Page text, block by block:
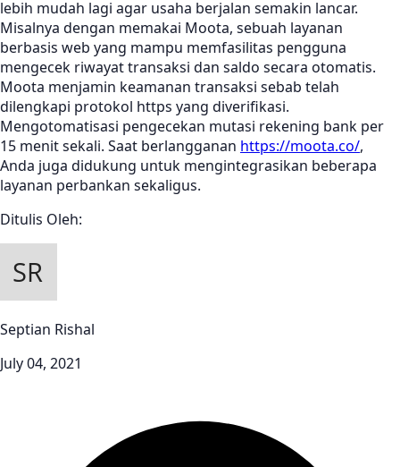
lebih mudah lagi agar usaha berjalan semakin lancar.
Misalnya dengan memakai Moota, sebuah layanan
berbasis web yang mampu memfasilitas pengguna
mengecek riwayat transaksi dan saldo secara otomatis.
Moota menjamin keamanan transaksi sebab telah
dilengkapi protokol https yang diverifikasi.
Mengotomatisasi pengecekan mutasi rekening bank per
15 menit sekali. Saat berlangganan https://moota.co/,
Anda juga didukung untuk mengintegrasikan beberapa
layanan perbankan sekaligus.
Ditulis Oleh:
Septian Rishal
July 04, 2021